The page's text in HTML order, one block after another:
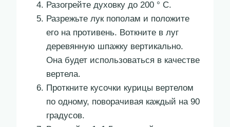
Разогрейте духовку до 200 ° C.
Разрежьте лук пополам и положите
его на противень. Воткните в луг
деревянную шпажку вертикально.
Она будет использоваться в качестве
вертела.
Проткните кусочки курицы вертелом
по одному, поворачивая каждый на 90
градусов.